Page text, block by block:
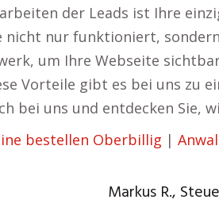
der Leads ist Ihre
nicht nur funktioniert,
um Ihre Webseite
Vorteile gibt es bei uns zu
bei uns und entdecken Sie,
bestellen Oberbillig |
Markus R.,